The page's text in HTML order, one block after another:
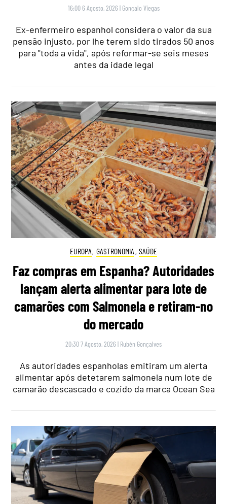
16:00 6 Agosto, 2026 | Gonçalo Viegas
Ex-enfermeiro espanhol considera o valor da sua
pensão injusto, por lhe terem sido tirados 50 anos
para "toda a vida", após reformar-se seis meses
antes da idade legal
EUROPA, GASTRONOMIA , SAÚDE
Faz compras em Espanha? Autoridades
lançam alerta alimentar para lote de
camarões com Salmonela e retiram-no
do mercado
20:30 7 Agosto, 2026 | Rubén Gonçalves
As autoridades espanholas emitiram um alerta
alimentar após detetarem salmonela num lote de
camarão descascado e cozido da marca Ocean Sea